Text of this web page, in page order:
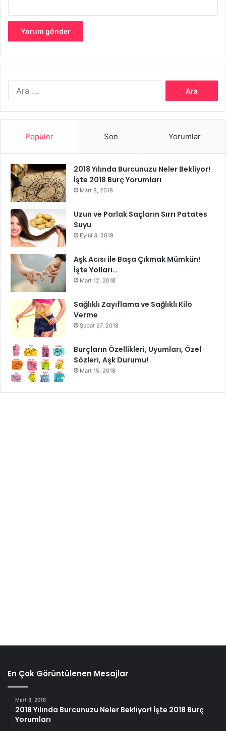
karşılaşmamak için de gebe kalmayı düşünen tüm
anne adaylarına
Gebelikte Doğru Beslenme
Popüler Son Yorumlar
2018 Yılında Burcunuzu Neler Bekliyor!
İşte 2018 Burç Yorumları
Mart 8, 2018
Uzun ve Parlak Saçların Sırrı Patates
Suyu
Eylül 3, 2019
Aşk Acısı ile Başa Çıkmak Mümkün!
İşte Yolları…
Mart 12, 2018
Sağlıklı Zayıflama ve Sağlıklı Kilo
Verme
Şubat 27, 2018
Burçların Özellikleri, Uyumları, Özel
Sözleri, Aşk Durumu!
Mart 15, 2018
En Çok Görüntülenen Mesajlar
Mart 8, 2018
2018 Yılında Burcunuzu Neler Bekliyor! İşte 2018 Burç
Yorumları